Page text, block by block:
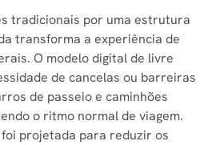
tradicionais por uma estrutura
transforma a experiência de
O modelo digital de livre
de cancelas ou barreiras
de passeio e caminhões
o ritmo normal de viagem.
projetada para reduzir os